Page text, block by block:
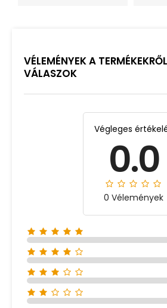
VÉLEMÉNYEK A
VÁLASZOK
Végleges
0.0
0 Vélemények